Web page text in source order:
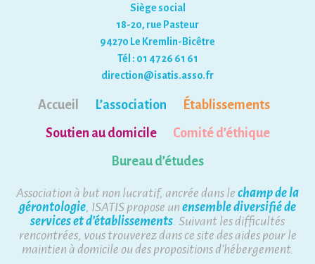
Siège social
18-20, rue Pasteur
94270 Le Kremlin-Bicêtre
Tél : 01 47 26 61 61
direction@isatis.asso.fr
Accueil L’association
Établissements
Soutien au domicile
Comité d’éthique
Bureau d’études
Association à but non lucratif, ancrée dans le champ de la
gérontologie, ISATIS propose un ensemble diversifié de
services et d’établissements. Suivant les difficultés
rencontrées, vous trouverez dans ce site des aides pour le
maintien à domicile ou des propositions d’hébergement.